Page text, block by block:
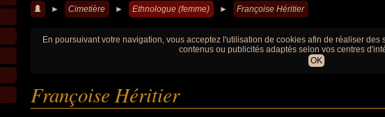
► Cimetière ► Ethnologue (femme) ► Françoise Héritier
En poursuivant votre navigation, vous acceptez l'utilisation de cookies afin de réaliser
contenus ou publicités adaptés selon vos centres
OK
Françoise Héritier